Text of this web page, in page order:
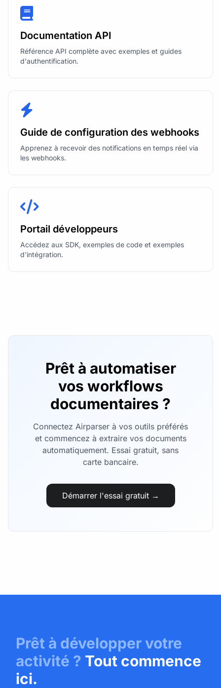
Documentation API
Référence API complète avec exemples et guides
d'authentification.
Guide de configuration des webhooks
Apprenez à recevoir des notifications en temps réel via
les webhooks.
Portail développeurs
Accédez aux SDK, exemples de code et exemples
d'intégration.
Prêt à automatiser
vos workflows
documentaires ?
Connectez Airparser à vos outils préférés
et commencez à extraire vos documents
automatiquement. Essai gratuit, sans
carte bancaire.
Démarrer l'essai gratuit →
Prêt à développer votre
activité ? Tout commence
ici.